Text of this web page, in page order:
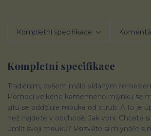
Kompletní specifikace
Kompletní specifikace
Tradičním, ovšem málo vídaným
Pomocí velkého kamenného mlýnku se
sítu se odděluje mouka od otrub. A to je
než najdete v obchodě. Jak voní. Chcete
umlít svoji mouku? Pozvěte si mlynáře s